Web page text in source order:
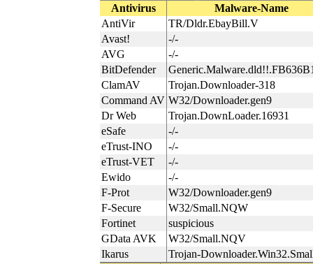
Antivirus
Malware-Name
AntiVir
TR/Dldr.EbayBill.V
Avast!
-/-
AVG
-/-
BitDefender
ClamAV
Trojan.Downloader-318
Command AV W32/Downloader.gen9
Dr Web
Trojan.DownLoader.16931
eSafe
-/-
eTrust-INO
-/-
eTrust-VET
-/-
Ewido
-/-
F-Prot
W32/Downloader.gen9
F-Secure
W32/Small.NQW
Fortinet
suspicious
GData AVK
W32/Small.NQV
Ikarus
Trojan-